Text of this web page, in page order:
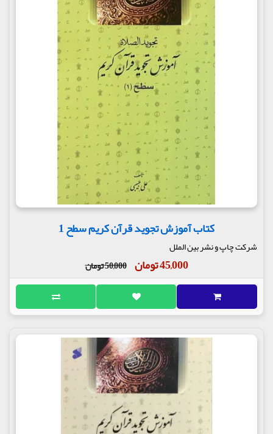
کتاب آموزش تجوید قرآن کریم سطح 1
شرکت چاپ و نشر بین الملل
45,000 تومان 50,000 تومان